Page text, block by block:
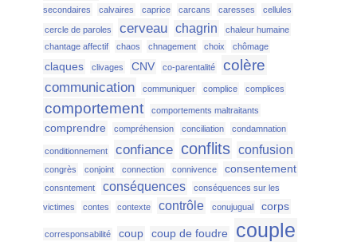
secondaires
calvaires caprice carcans caresses cellules
cercle de paroles cerveau chagrin
chaleur humaine
chantage affectif
chaos chnagement choix chômage
claques clivages CNV co-parentalité colère
communication communiquer complice complices
comportement comportements maltraitants
comprendre compréhension conciliation condamnation
conditionnement confiance conflits confusion
congrès conjoint connection connivence consentement
consntement conséquences
conséquences sur les
victimes
contes contexte contrôle conujugual corps
corresponsabilité coup coup de foudre couple